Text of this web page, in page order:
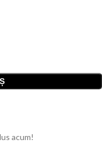
acum!